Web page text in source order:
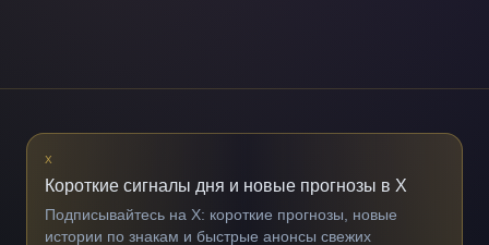
X
Короткие сигналы дня и новые прогнозы в X
Подписывайтесь на X: короткие прогнозы, новые
истории по знакам и быстрые анонсы свежих